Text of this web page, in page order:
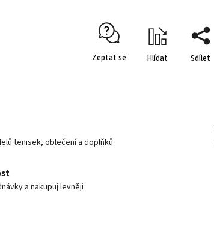
Zeptat se Hlídat Sdílet
tenisek, oblečení a doplňků
a nakupuj levněji